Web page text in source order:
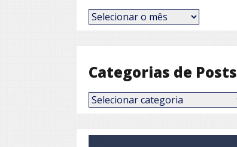
Posts
por
Categorias de Posts
Categorias
de